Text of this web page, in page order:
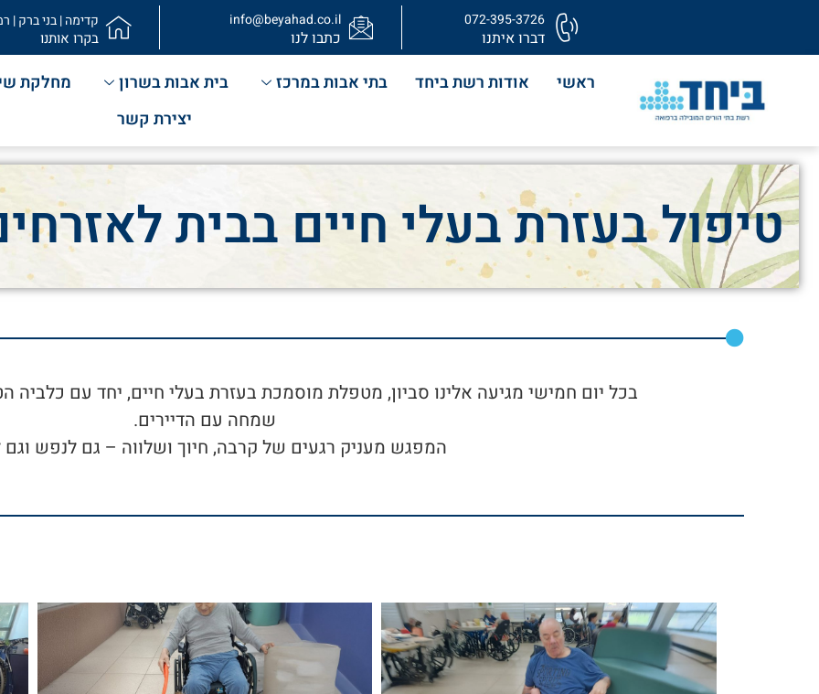
072-395-3726
דברו איתנו
info@beyahad.co.il
כתבו לנו
קדימה | בני ברק |
בקרו אותנו
ראשי אודות רשת ביחד בתי אבות במרכז בית אבות בשרון
מחלקת
יצירת קשר
טיפול בעזרת בעלי חיים בבית
בכל יום חמישי מגיעה אלינו סביון, מטפלת מוסמכת בעזרת בעלי חיים, יחד עם כלביה
שמחה עם הדיירים.
המפגש מעניק רגעים של קרבה, חיוך ושלווה – גם לנפש וגם